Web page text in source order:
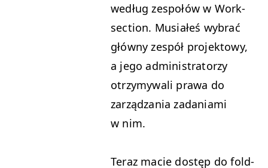
według zespołów w Work­
sec­tion. Musi­ałeś wybrać
główny zespół pro­jek­towy,
a jego admin­is­tra­torzy
otrzymy­wali prawa do
zarządza­nia zada­ni­a­mi
w nim.
Ter­az macie dostęp do fold­